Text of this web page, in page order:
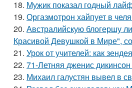
18. Мужик показал годный
19. Оргазмотрон хайпует в
20. Австралийскую блогершу
Красивой Девушкой в Мире",
21. Урок от учителей: как
22. 71-Летняя дженис
23. Михаил галустян вывел в